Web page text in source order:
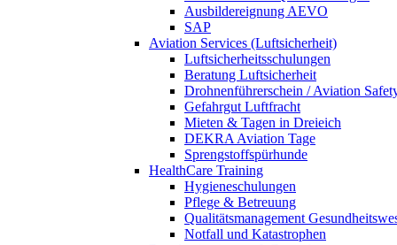
Ausbildereignung AEVO
SAP
Aviation Services (Luftsicherheit)
Luftsicherheitsschulungen
Beratung Luftsicherheit
Drohnenführerschein / Aviation
Gefahrgut Luftfracht
Mieten & Tagen in Dreieich
DEKRA Aviation Tage
Sprengstoffspürhunde
HealthCare Training
Hygieneschulungen
Pflege & Betreuung
Qualitätsmanagement
Notfall und Katastrophen